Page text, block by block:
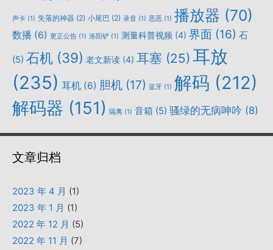
声卡 (1) 失落的神器 (2) 小尾巴 (2) 录音 (1) 恶恶 (1) 播放器 (70)
数播 (6) 更正公告 (1) 洛阳铲 (1) 测量科普视频 (4) 界面 (16) 石
(5) 石机 (39) 老文新读 (4) 耳塞 (25) 耳放
(235) 耳机 (6) 胆机 (17) 蓝牙 (1) 解码 (212)
解码器 (151) 隔离 (1) 音箱 (5) 骚绿的无病呻吟 (8)
文章归档
2023 年 4 月 (1)
2023 年 1 月 (1)
2022 年 12 月 (5)
2022 年 11 月 (7)